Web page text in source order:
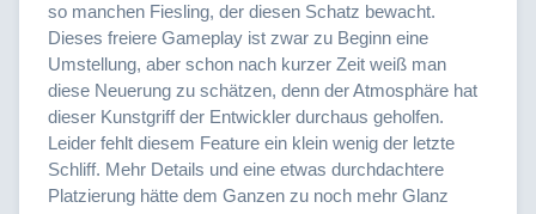
so manchen Fiesling, der diesen Schatz bewacht.
Dieses freiere Gameplay ist zwar zu Beginn eine
Umstellung, aber schon nach kurzer Zeit weiß man
diese Neuerung zu schätzen, denn der Atmosphäre hat
dieser Kunstgriff der Entwickler durchaus geholfen.
Leider fehlt diesem Feature ein klein wenig der letzte
Schliff. Mehr Details und eine etwas durchdachtere
Platzierung hätte dem Ganzen zu noch mehr Glanz